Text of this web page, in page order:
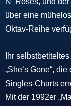
über eine
Oktav-Reihe
Ihr
„She’s Gone“,
Singles-Charts
Mit der 1992er